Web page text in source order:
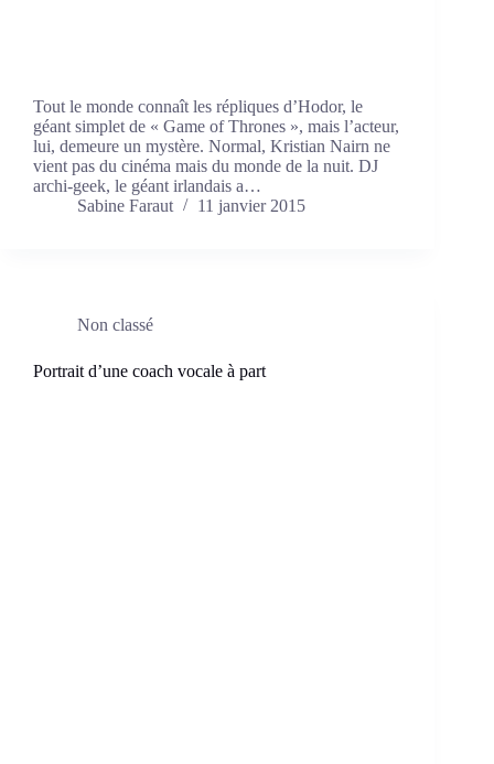
Tout le monde connaît les répliques d’Hodor, le
géant simplet de « Game of Thrones », mais l’acteur,
lui, demeure un mystère. Normal, Kristian Nairn ne
vient pas du cinéma mais du monde de la nuit. DJ
archi-geek, le géant irlandais a…
Sabine Faraut
11 janvier 2015
Non classé
Portrait d’une coach vocale à part